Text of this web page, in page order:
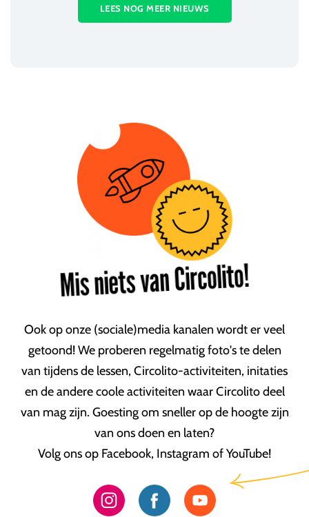
LEES NOG MEER NIEUWS
Mis niets van Circolito!
Ook op onze (sociale)media kanalen wordt er veel
getoond! We proberen regelmatig foto's te delen
van tijdens de lessen, Circolito-activiteiten, initaties
en de andere coole activiteiten waar Circolito deel
van mag zijn. Goesting om sneller op de hoogte zijn
van ons doen en laten?
Volg ons op Facebook, Instagram of YouTube!